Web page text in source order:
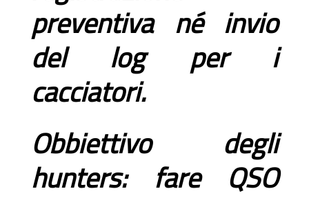
preventiva né invio
del log per i
cacciatori.
Obbiettivo degli
hunters: fare QSO